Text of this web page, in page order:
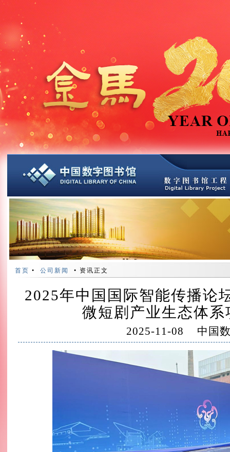
首页 • 公司新闻 • 资讯正文
2025年中国国际智能传播论
微短剧产业生态体
2025-11-08 中国